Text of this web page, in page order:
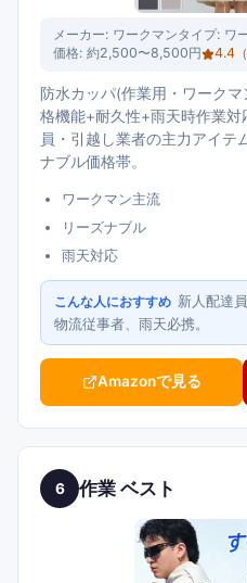
メーカー: ワークマンタイプ: ワ
価格: 約2,500〜8,500円 4.4
防水カッパ(作業用・ワーク
格機能+耐久性+雨天時作業
員・引越し業者の主力アイ
ナブル価格帯。
ワークマン主流
リーズナブル
雨天対応
こんな人におすすめ 新人配達
物流従事者、雨天必携。
Amazonで見る
6 作業 ベスト